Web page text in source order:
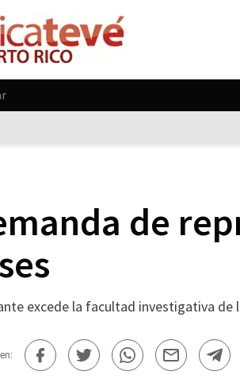
de
excede la facultad investigativa de